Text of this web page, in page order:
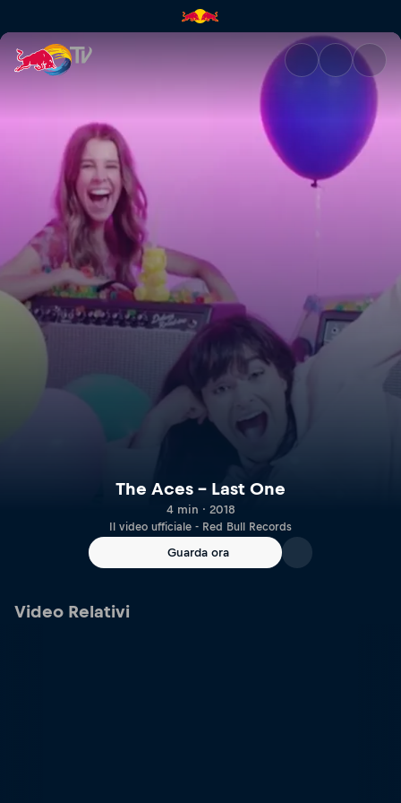
The Aces – Last One | Red
The Aces – Last One
4 min · 2018
Il video ufficiale - Red Bull Records
Guarda ora
Video Relativi